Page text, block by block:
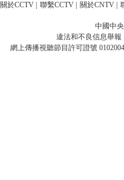
關於CCTV 聯繫CCTV 關於CNTV
中國中
違法和不良信息舉報
網上傳播視聽節目許可證號 0102004